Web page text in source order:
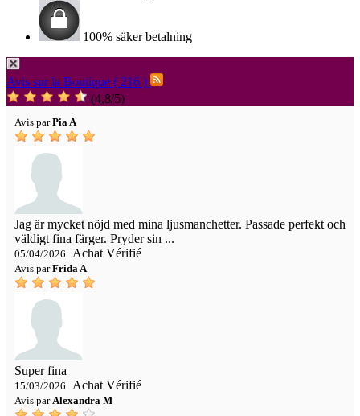
100% säker betalning
Avis sur la Boutique ( 216 )
(4,8/5)
Avis parPia A
Jag är mycket nöjd med mina ljusmanchetter. Passade perfekt och
väldigt fina färger. Pryder sin ...
05/04/2026 Achat Vérifié
Avis parFrida A
Super fina
15/03/2026 Achat Vérifié
Avis par Alexandra M